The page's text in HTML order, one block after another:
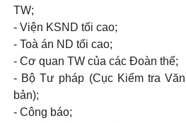
TW;
- Viện KSND tối cao;
- Toà án ND tối cao;
- Cơ quan TW của các Đoàn thể;
- Bộ Tư pháp (Cục Kiểm tra Văn
bản);
- Công báo;